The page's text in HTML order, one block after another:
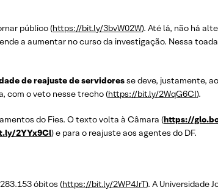
público (https://bit.ly/3bvW02W). Até lá, não há
a aumentar no curso da investigação. Nessa
de reajuste de servidoresse deve, justamente,
com o veto nesse trecho (https://bit.ly/2WqG6CI).
do Fies. O texto volta à Câmara (https://
2YYx9Cl) e para o reajuste aos agentes do DF.
óbitos (https://bit.ly/2WP4JrT). A Universidade